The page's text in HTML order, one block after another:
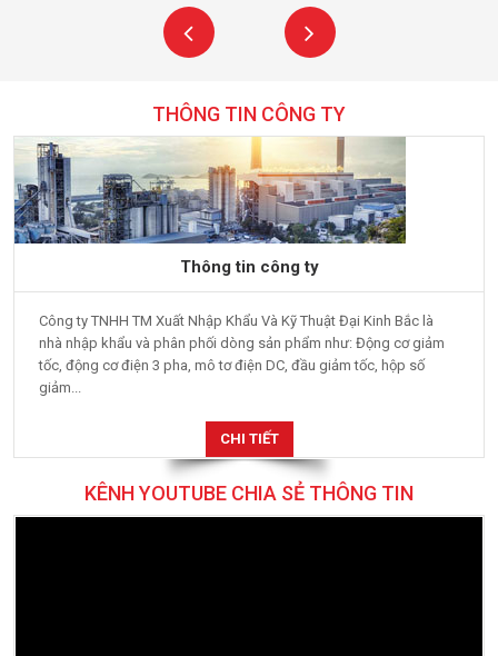
THÔNG TIN CÔNG TY
Thông tin công ty
Công ty TNHH TM Xuất Nhập Khẩu Và Kỹ Thuật Đại Kinh Bắc là
nhà nhập khẩu và phân phối dòng sản phẩm như: Động cơ giảm
tốc, động cơ điện 3 pha, mô tơ điện DC, đầu giảm tốc, hộp số
giảm...
CHI TIẾT
KÊNH YOUTUBE CHIA SẺ THÔNG TIN